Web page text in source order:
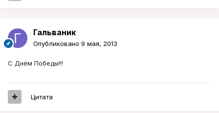
Гальваник
Опубликовано 9 мая, 2013
С Днём Победы!!!
Цитата